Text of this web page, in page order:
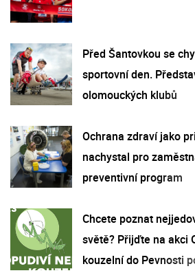
Před Šantovkou se
sportovní den.
olomouckých klubů
Ochrana zdraví jako
nachystal pro
preventivní program
Chcete poznat
světě? Přijďte na akci
kouzelní do Pevnosti